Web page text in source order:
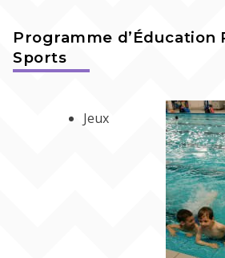
Programme d’Éducation
Sports
Jeux